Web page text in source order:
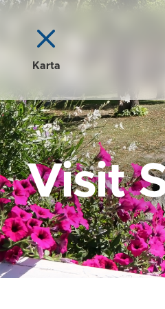
Karta
Visit